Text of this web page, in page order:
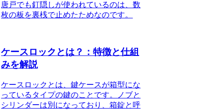
唐戸でも釘隠しが使われているのは、数
枚の板を裏桟で止めたためなのです。
ケースロックとは？：特徴と仕組
みを解説
ケースロックとは、鍵ケースが箱型にな
っているタイプの鍵のこと です。ノブと
シリンダーは別になっており、箱錠と呼